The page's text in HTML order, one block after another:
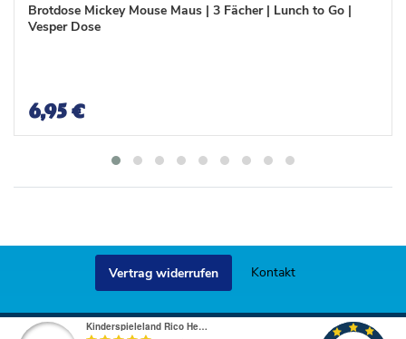
e
Brotdose Mickey Mouse Maus | 3 Fächer | Lunch to Go |
Vesper Dose
6,95 €
e
Vertrag widerrufen Kontakt